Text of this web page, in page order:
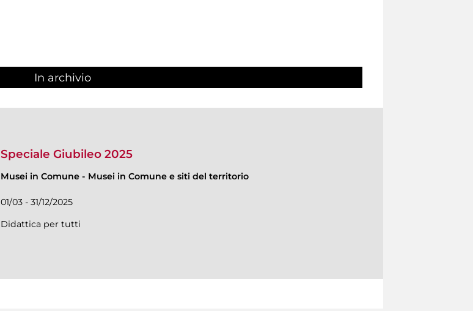
In archivio
Speciale Giubileo 2025
Musei in Comune - Musei in Comune e siti del territorio
01/03 - 31/12/2025
Didattica per tutti